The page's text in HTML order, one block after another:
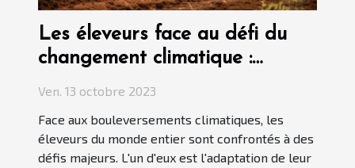
Les éleveurs face au défi du
changement climatique :
l'importance du matériel
Ven. 13 octobre 2023
Face aux bouleversements climatiques, les
éleveurs du monde entier sont confrontés à des
défis majeurs. L'un d'eux est l'adaptation de leur